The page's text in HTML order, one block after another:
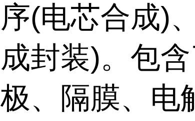
序(电芯合成)
成封装)。包
极、隔膜、电